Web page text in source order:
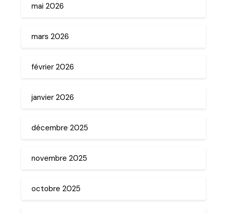
mai 2026
mars 2026
février 2026
janvier 2026
décembre 2025
novembre 2025
octobre 2025